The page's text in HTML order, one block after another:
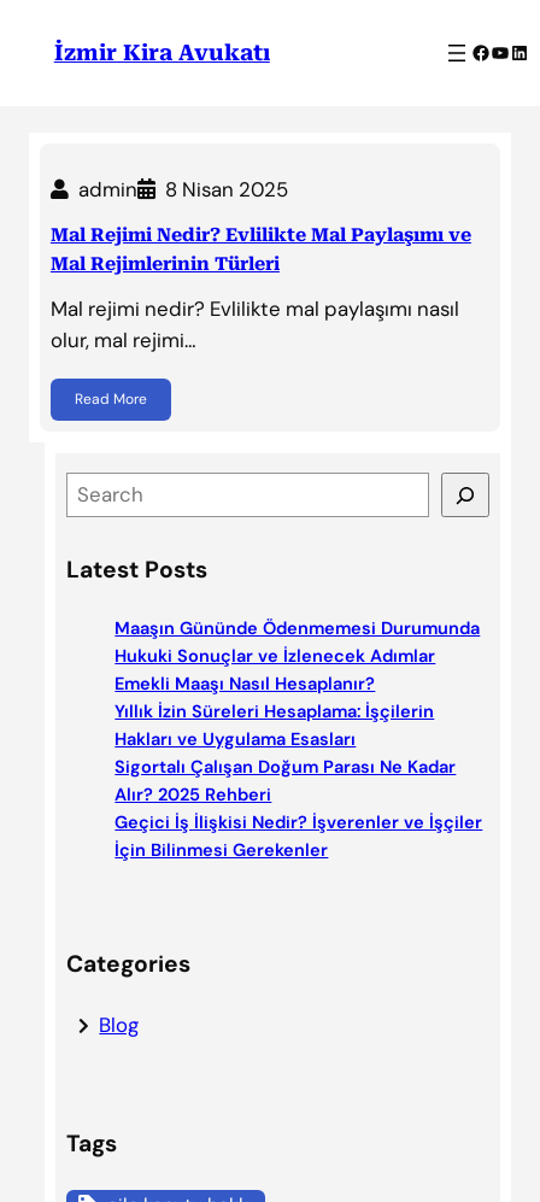
İzmir Kira Avukatı
admin 8 Nisan 2025
Mal Rejimi Nedir? Evlilikte Mal Paylaşımı ve
Mal Rejimlerinin Türleri
Mal rejimi nedir? Evlilikte mal paylaşımı nasıl
olur, mal rejimi…
Read More
e
r
Latest Posts
Maaşın Gününde Ödenmemesi Durumunda
Hukuki Sonuçlar ve İzlenecek Adımlar
Emekli Maaşı Nasıl Hesaplanır?
Yıllık İzin Süreleri Hesaplama: İşçilerin
Hakları ve Uygulama Esasları
Sigortalı Çalışan Doğum Parası Ne Kadar
Alır? 2025 Rehberi
Geçici İş İlişkisi Nedir? İşverenler ve İşçiler
İçin Bilinmesi Gerekenler
Categories
Blog
Tags